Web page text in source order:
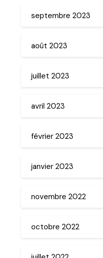
septembre 2023
août 2023
juillet 2023
avril 2023
février 2023
janvier 2023
novembre 2022
octobre 2022